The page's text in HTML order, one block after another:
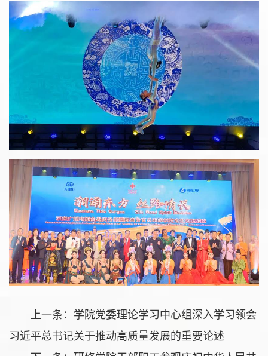
上一条： 学院党委理论学习中心组深入学习领会
习近平总书记关于推动高质量发展的重要论述